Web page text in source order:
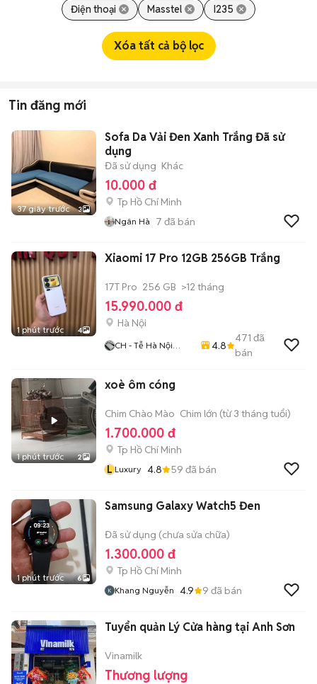
Điện thoại Masstel I235
Xóa tất cả bộ lọc
Tin đăng mới
37 giây trước 3
Sofa Da Vải Đen Xanh Trắng Đã sử
dụng
Đã sử dụng Khác
10.000 đ
Tp Hồ Chí Minh
Ngân Hà 7 đã bán
1 phút trước 4
Xiaomi 17 Pro 12GB 256GB Trắng
17T Pro 256 GB >12 tháng
15.990.000 đ
Hà Nội
CH - Tễ Hà Nội
4.8
471 đã
bán
1 phút trước 2
xoè ôm cóng
Chim Chào Mào Chim lớn (từ 3 tháng tuổi)
1.700.000 đ
Tp Hồ Chí Minh
L Luxury 4.8 59 đã bán
1 phút trước 6
Samsung Galaxy Watch5 Đen
Đã sử dụng (chưa sửa chữa)
1.300.000 đ
Tp Hồ Chí Minh
Khang Nguyễn 4.9 9 đã bán
Tuyển quản Lý Cửa hàng tại Anh Sơn
Vinamilk
Thương lượng